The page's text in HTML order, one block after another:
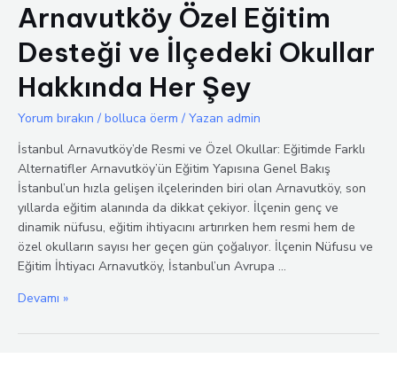
Arnavutköy Özel Eğitim
Desteği ve İlçedeki Okullar
Hakkında Her Şey
Yorum bırakın / bolluca öerm / Yazan admin
İstanbul Arnavutköy’de Resmi ve Özel Okullar: Eğitimde Farklı
Alternatifler Arnavutköy’ün Eğitim Yapısına Genel Bakış
İstanbul’un hızla gelişen ilçelerinden biri olan Arnavutköy, son
yıllarda eğitim alanında da dikkat çekiyor. İlçenin genç ve
dinamik nüfusu, eğitim ihtiyacını artırırken hem resmi hem de
özel okulların sayısı her geçen gün çoğalıyor. İlçenin Nüfusu ve
Eğitim İhtiyacı Arnavutköy, İstanbul’un Avrupa …
Arnavutköy
Eğitim
Devamı »